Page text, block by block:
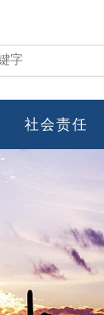
社会责任